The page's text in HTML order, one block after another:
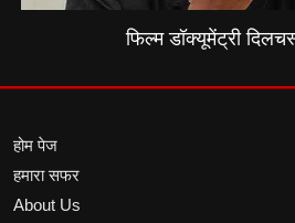
फिल्म डॉक्यूमेंट्री
होम पेज
हमारा सफर
About Us